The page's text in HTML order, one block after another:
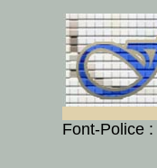
Font-Police :